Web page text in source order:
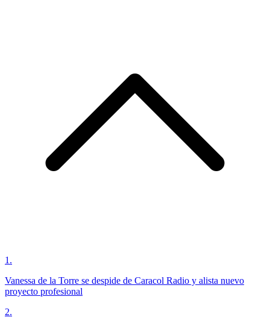
1 .
Vanessa de la Torre se despide de Caracol Radio y alista nuevo
proyecto profesional
2.